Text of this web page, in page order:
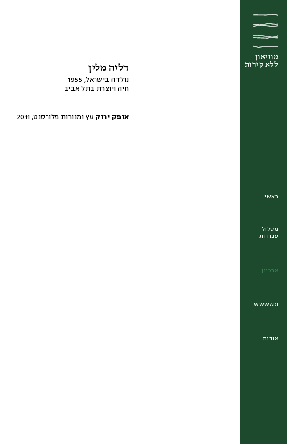
מוזיאון
ללא קירות
מוזיאון
ללא קירות
מוזיאון
ללא קירות
ראשי
מסלול
עבודות
ארכיון
WWWADI
אודות
דליה מלין
נולדה בישראל, 1955
חיה ויוצרת בתל אביב
אופק ירוק עץ ומנורות פלורסנט,
2011